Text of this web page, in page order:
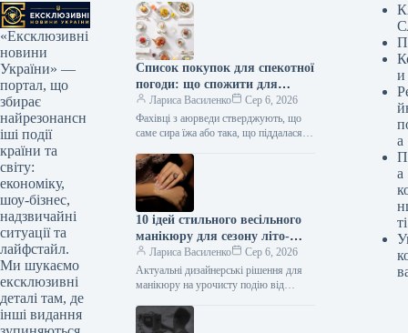
«Ексклюзивні
новини
України» —
портал, що
збирає
найрезонансн
іші події
країни та
світу:
економіку,
шоу-бізнес,
надзвичайні
ситуації та
лайфстайл.
Ми шукаємо
ексклюзивні
деталі там, де
інші видання
Список покупок для спекотної
погоди: що спожити для
охолодження та підтримки
тіла
Лариса Василенко
Сер 6, 2026
Фахівці з аюрведи стверджують, що
саме сира їжа або така, що піддалася
охолоджуючий ефект на організм У…
10 ідей стильного весільного
манікюру для сезону літо-
осінь 2026: актуальні
тенденції, креативні дизайни,
світлини
Лариса Василенко
Сер 6, 2026
Актуальні дизайнерські рішення для
манікюру на урочисту подію від
зірок Літній період та початок…
и
а
а
ті